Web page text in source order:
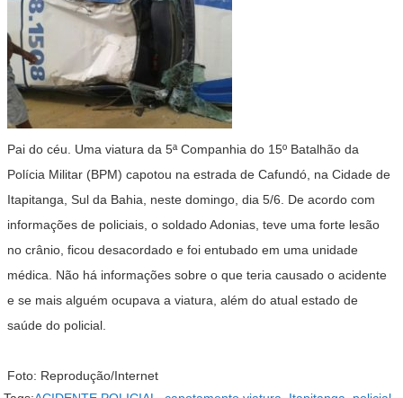
Pai do céu. Uma viatura da 5ª Companhia do 15º Batalhão da
Polícia Militar (BPM) capotou na estrada de Cafundó, na Cidade de
Itapitanga, Sul da Bahia, neste domingo, dia 5/6. De acordo com
informações de policiais, o soldadoAdonias , teve uma forte lesão
no crânio, ficou desacordado e foi entubado em uma unidade
médica. Não há informações sobre o que teria causado o acidente
e se mais alguém ocupava a viatura, além do atual estado de
saúde do policial.
Foto: Reprodução/Internet